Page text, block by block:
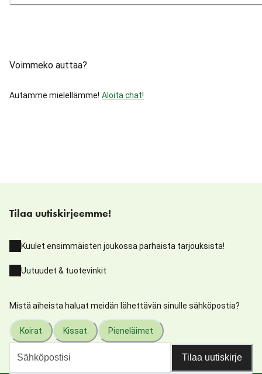
Voimmeko auttaa?
Autamme mielellämme! Aloita chat!
Tilaa uutiskirjeemme!
Kuulet ensimmäisten joukossa parhaista tarjouksista!
Uutuudet & tuotevinkit
Mistä aiheista haluat meidän lähettävän sinulle sähköpostia?
Koirat Kissat Pieneläimet
Tilaa uutiskirje